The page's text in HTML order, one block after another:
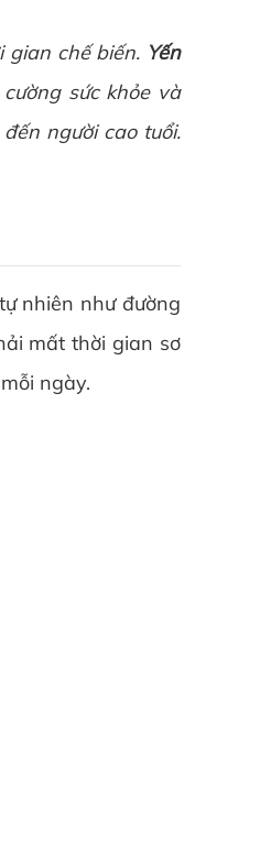
gian chế biến. Yến
sức khỏe và
người cao tuổi.
nhiên như đường
mất thời gian sơ
ngày.